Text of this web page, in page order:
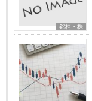
銘柄・株